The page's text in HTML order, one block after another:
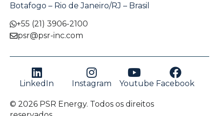
Botafogo – Rio de Janeiro/RJ – Brasil
+55 (21) 3906-2100
psr@psr-inc.com
LinkedIn Instagram Youtube Facebook
© 2026 PSR Energy. Todos os direitos